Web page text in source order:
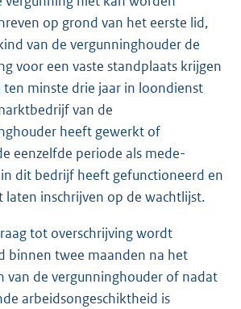
op grond van het eerste lid,
van de vergunninghouder de
voor een vaste standplaats krijgen
ten minste drie jaar in loondienst
van de
heeft gewerkt of
eenzelfde periode als mede-
dit bedrijf heeft gefunctioneerd en
laten inschrijven op de wachtlijst.
tot overschrijving wordt
binnen twee maanden na het
van de vergunninghouder of nadat
arbeidsongeschiktheid is